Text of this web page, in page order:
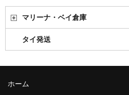
マリーナ・ベイ倉庫
タイ発送
ホーム